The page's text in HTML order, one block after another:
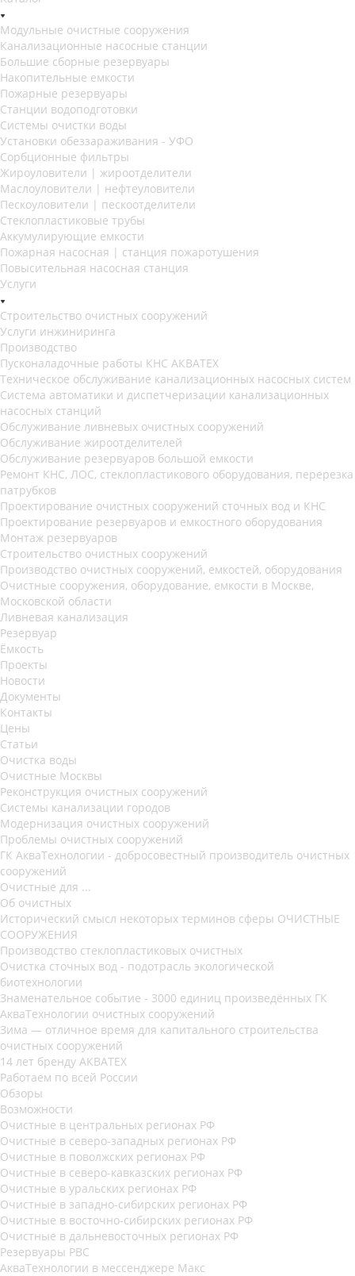
Модульные очистные сооружения
Канализационные насосные станции
Большие сборные резервуары
Накопительные емкости
Пожарные резервуары
Станции водоподготовки
Системы очистки воды
Установки обеззараживания - УФО
Сорбционные фильтры
Жироуловители | жироотделители
Маслоуловители | нефтеуловители
Пескоуловители | пескоотделители
Стеклопластиковые трубы
Аккумулирующие емкости
Пожарная насосная | станция пожаротушения
Повысительная насосная станция
Услуги
Строительство очистных сооружений
Услуги инжиниринга
Производство
Пусконаладочные работы КНС АКВАТЕХ
Техническое обслуживание канализационных насосных систем
Система автоматики и диспетчеризации канализационных
насосных станций
Обслуживание ливневых очистных сооружений
Обслуживание жироотделителей
Обслуживание резервуаров большой емкости
Ремонт КНС, ЛОС, стеклопластикового оборудования, перерезка
патрубков
Проектирование очистных сооружений сточных вод и КНС
Проектирование резервуаров и емкостного оборудования
Монтаж резервуаров
Строительство очистных сооружений
Производство очистных сооружений, емкостей, оборудования
Очистные сооружения, оборудование, емкости в Москве,
Московской области
Ливневая канализация
Резервуар
Ёмкость
Проекты
Новости
Документы
Контакты
Цены
Статьи
Очистка воды
Очистные Москвы
Реконструкция очистных сооружений
Системы канализации городов
Модернизация очистных сооружений
Проблемы очистных сооружений
ГК АкваТехнологии - добросовестный производитель очистных
сооружений
Очистные для ...
Об очистных
Исторический смысл некоторых терминов сферы ОЧИСТНЫЕ
СООРУЖЕНИЯ
Производство стеклопластиковых очистных
Очистка сточных вод - подотрасль экологической
биотехнологии
Знаменательное событие - 3000 единиц произведённых ГК
АкваТехнологии очистных сооружений
Зима — отличное время для капитального строительства
очистных сооружений
14 лет бренду АКВАТЕХ
Работаем по всей России
Обзоры
Возможности
Очистные в центральных регионах РФ
Очистные в северо-западных регионах РФ
Очистные в поволжских регионах РФ
Очистные в северо-кавказских регионах РФ
Очистные в уральских регионах РФ
Очистные в западно-сибирских регионах РФ
Очистные в восточно-сибирских регионах РФ
Очистные в дальневосточных регионах РФ
Резервуары РВС
АкваТехнологии в мессенджере Макс